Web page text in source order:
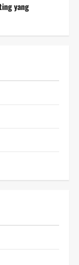
yang